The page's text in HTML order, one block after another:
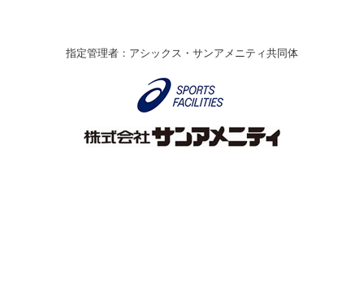
伊丹市総合体育大会 バレーボール大会が開催されました
なわとびイベントを開催しました！
指定管理者：アシックス・サンアメニティ共同体